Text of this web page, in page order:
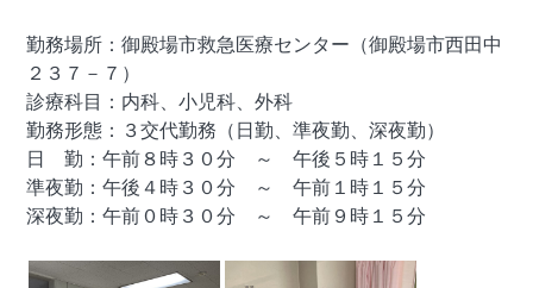
勤務場所：御殿場市救急医療センター（御殿場市西田中
２３７－７）
診療科目：内科、小児科、外科
勤務形態：３交代勤務（日勤、準夜勤、深夜勤）
日 勤：午前８時３０分 ～ 午後５時１５分
準夜勤：午後４時３０分 ～ 午前１時１５分
深夜勤：午前０時３０分 ～ 午前９時１５分